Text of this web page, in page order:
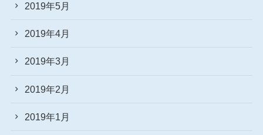
2019年5月
2019年4月
2019年3月
2019年2月
2019年1月